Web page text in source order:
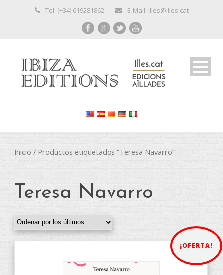
Tel: (+34) 619281862 E-Mail: illes@illes.cat
Inicio / Productos etiquetados “Teresa Navarro”
Teresa Navarro
¡OFERTA!